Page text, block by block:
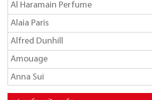
Al Haramain Perfume
Alaia Paris
Alfred Dunhill
Amouage
Anna Sui
Ariana Grande